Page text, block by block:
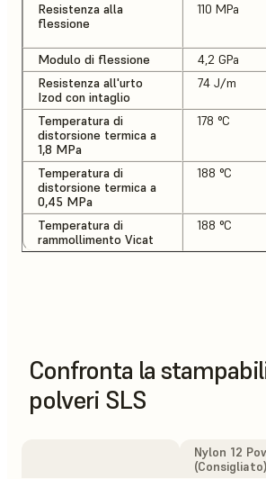
Resistenza alla
flessione
110 MPa
Modulo di flessione 4,2 GPa
Resistenza all'urto
Izod con intaglio
74 J/m
Temperatura di
distorsione termica a
1,8 MPa
178 °C
Temperatura di
distorsione termica a
0,45 MPa
188 °C
Temperatura di
rammollimento Vicat
188 °C
Confronta la
polveri SLS
Nylon 12
(Consigliato)